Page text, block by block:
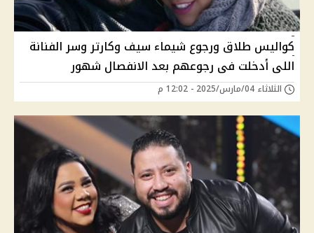
كواليس طلاق ورجوع شيماء سيف وكارتر وسر الفنانة
اللى أدخلت فى رجوعهم بعد الانفصال شهور
الثلاثاء 04/مارس/2025 - 12:02 م